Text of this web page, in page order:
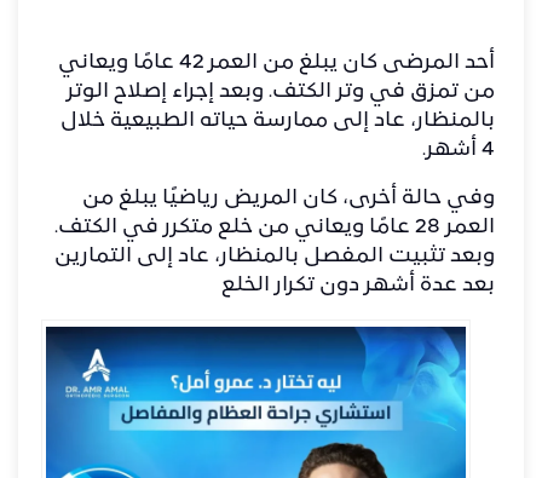
أحد المرضى كان يبلغ من العمر 42 عامًا ويعاني
من تمزق في وتر الكتف. وبعد إجراء إصلاح الوتر
بالمنظار، عاد إلى ممارسة حياته الطبيعية خلال
4 أشهر.
وفي حالة أخرى، كان المريض رياضيًا يبلغ من
العمر 28 عامًا ويعاني من خلع متكرر في الكتف.
وبعد تثبيت المفصل بالمنظار، عاد إلى التمارين
بعد عدة أشهر دون تكرار الخلع